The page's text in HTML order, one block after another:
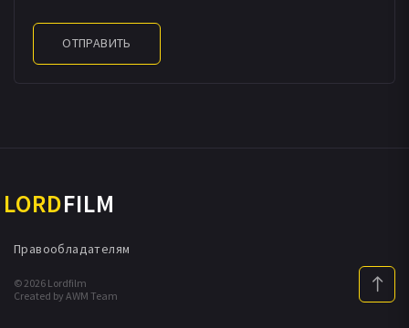
ОТПРАВИТЬ
LORDFILM
© 2026 Lordfilm
Created by AWM Team
Правообладателям